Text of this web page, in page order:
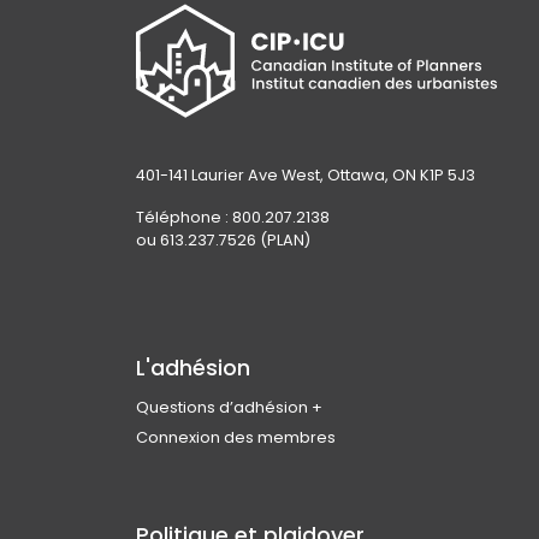
401-141 Laurier Ave West, Ottawa, ON K1P 5J3
Téléphone : 800.207.2138
ou 613.237.7526 (PLAN)
L'adhésion
Questions d’adhésion
Rejoindre l’ICU
Avantages pour les membres
Connexion des membres